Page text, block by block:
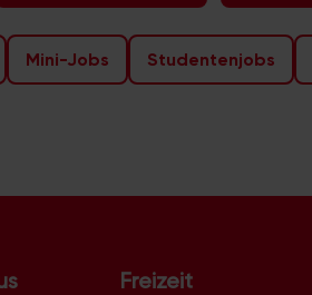
Mini-Jobs Studentenjobs
Freizeit